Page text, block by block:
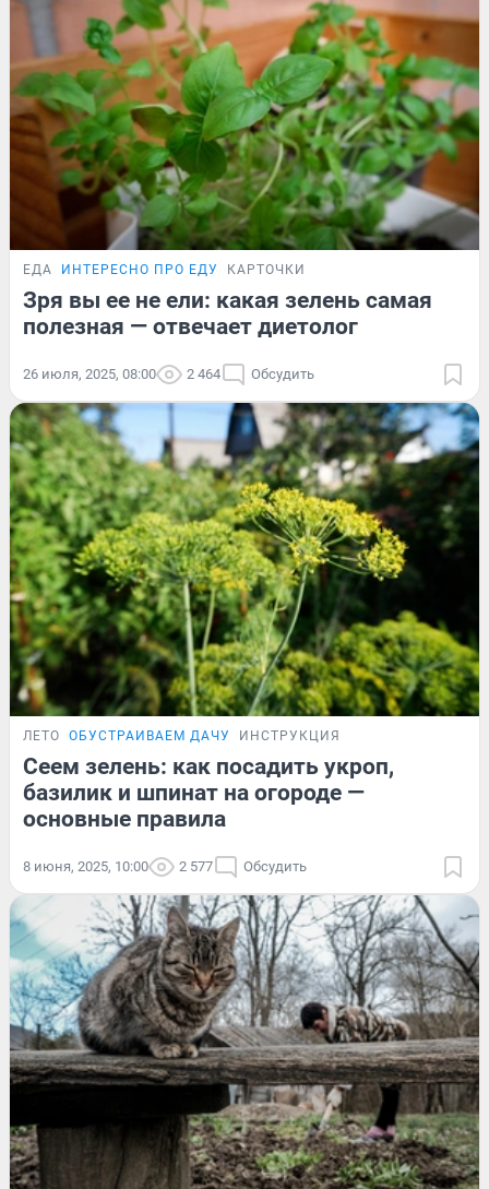
ЕДА ИНТЕРЕСНО ПРО ЕДУ КАРТОЧКИ
Зря вы ее не ели: какая зелень самая
полезная — отвечает диетолог
26 июля, 2025, 08:00 2 464 Обсудить
ЛЕТО ОБУСТРАИВАЕМ ДАЧУ ИНСТРУКЦИЯ
Сеем зелень: как посадить укроп,
базилик и шпинат на огороде —
основные правила
8 июня, 2025, 10:00 2 577 Обсудить